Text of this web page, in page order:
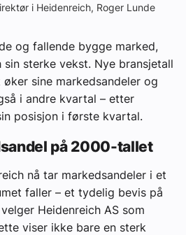
i Heidenreich, Roger Lunde
og fallende bygge marked,
sterke vekst. Nye bransjetall
sine markedsandeler og
i andre kvartal – etter
posisjon i første kvartal.
på 2000-tallet
nå tar markedsandeler i et
faller – et tydelig bevis på
Heidenreich AS som
viser ikke bare en sterk